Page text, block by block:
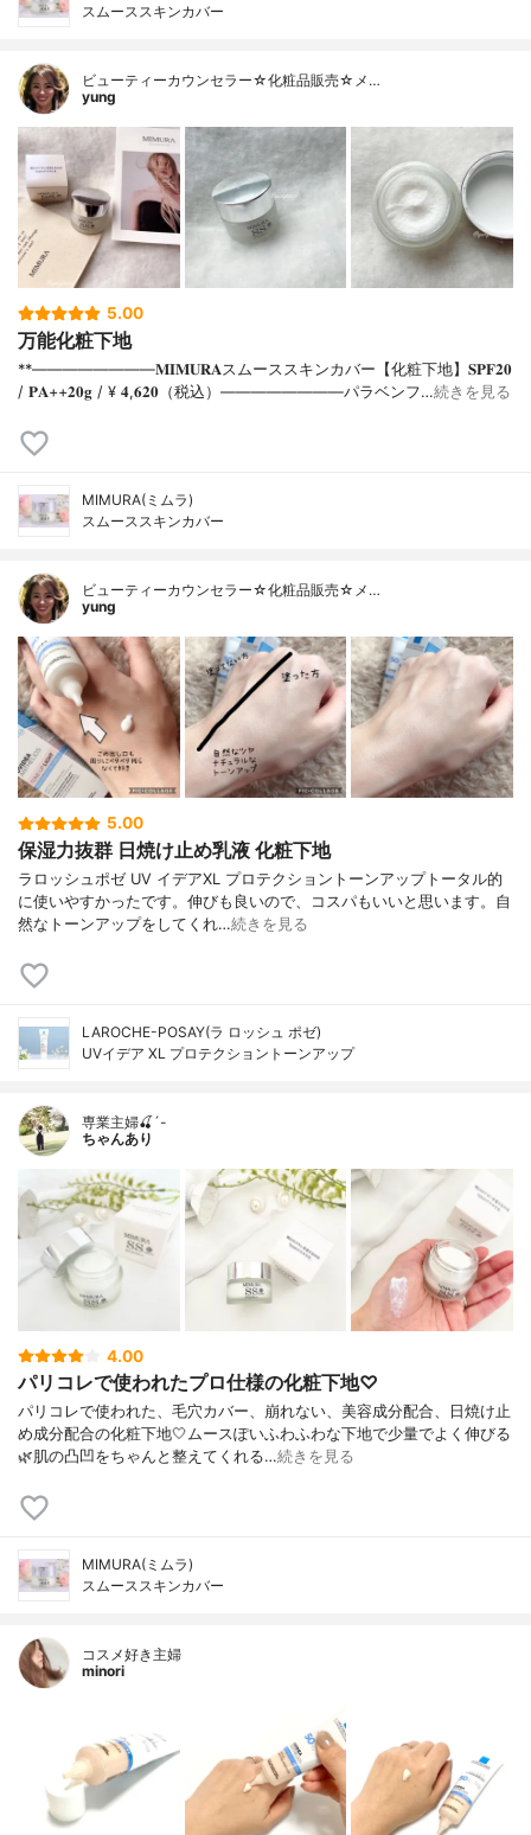
スムーススキンカバー
ビューティーカウンセラー☆化粧品販売☆メ…
yung
5.00
万能化粧下地
**⁡⁡⁡————————⁡𝐌𝐈𝐌𝐔𝐑𝐀スムーススキンカバー【化粧下地】𝐒𝐏𝐅𝟐𝟎
/ 𝐏𝐀++⁡𝟐𝟎𝐠 / ¥ 𝟒,𝟔𝟐𝟎（税込）⁡————————パラベンフ…続きを見る
MIMURA(ミムラ)
スムーススキンカバー
ビューティーカウンセラー☆化粧品販売☆メ…
yung
5.00
保湿力抜群 日焼け止め乳液 化粧下地
ラロッシュポゼ UV イデアXL プロテクショントーンアップトータル的
に使いやすかったです。伸びも良いので、コスパもいいと思います。自
然なトーンアップをしてくれ…続きを見る
LAROCHE-POSAY(ラ ロッシュ ポゼ)
UVイデア XL プロテクショントーンアップ
専業主婦🍒´-
ちゃんあり
4.00
パリコレで使われたプロ仕様の化粧下地♡
パリコレで使われた、毛穴カバー、崩れない、美容成分配合、日焼け止
め成分配合の化粧下地🤍ムースぽいふわふわな下地で少量でよく伸びる
🌿肌の凸凹をちゃんと整えてくれる…続きを見る
MIMURA(ミムラ)
スムーススキンカバー
コスメ好き主婦
minori